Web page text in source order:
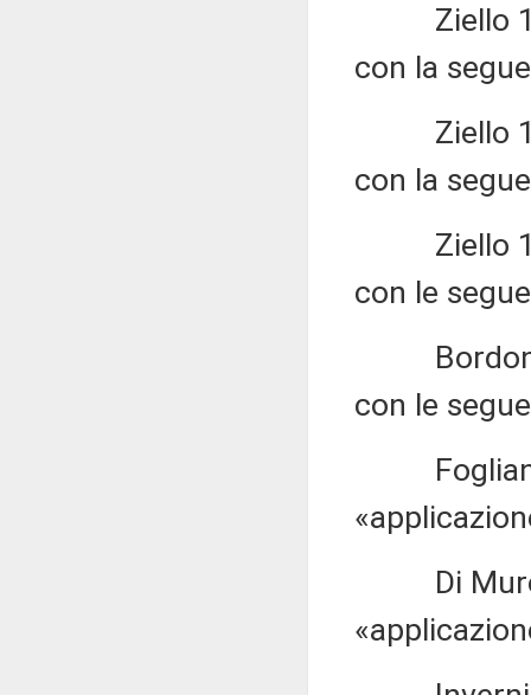
Ziello
con la
Ziello
con la
Ziello
con le
Bordonali
con le
Fogliani
Di Muro